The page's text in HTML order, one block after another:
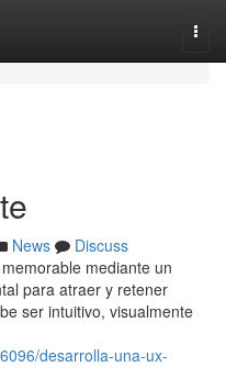
News
Discuss
mediante un
para atraer y retener
ser intuitivo, visualmente
desarrolla-una-ux-